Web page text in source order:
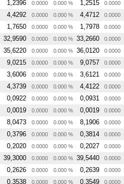
1,2396 0.0000 0.000 % 1,2515 0.0000
4,4292 0.0000 0.000 % 4,4712 0.0000
1,7650 0.0000 0.000 % 1,7978 0.0000
32,9590 0.0000 0.000 % 33,2660 0.0000
35,6220 0.0000 0.000 % 36,0120 0.0000
9,0215 0.0000 0.000 % 9,0757 0.0000
3,6006 0.0000 0.000 % 3,6121 0.0000
4,3739 0.0000 0.000 % 4,4122 0.0000
0,0922 0.0000 0.000 % 0,0931 0.0000
0,0019 0.0000 0.000 % 0,0019 0.0000
8,0473 0.0000 0.000 % 8,1906 0.0000
0,3796 0.0000 0.000 % 0,3814 0.0000
0,2020 0.0000 0.000 % 0,2027 0.0000
39,3000 0.0000 0.000 % 39,5440 0.0000
0,2626 0.0000 0.000 % 0,2639 0.0000
0,3538 0.0000 0.000 % 0,3549 0.0000